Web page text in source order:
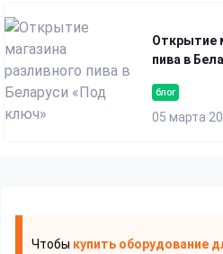
блог
05 марта
Открытие
пива в
Чтобы купить оборудование